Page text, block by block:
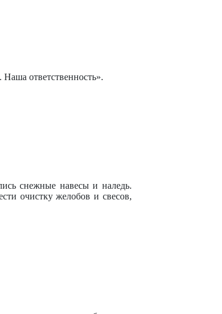
ответственность».
снежные навесы и наледь.
очистку желобов и свесов,